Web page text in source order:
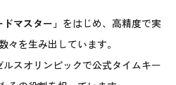
ドマスター」 をはじめ、高精度で実
々を生み出しています。
スオリンピックで公式タイムキー